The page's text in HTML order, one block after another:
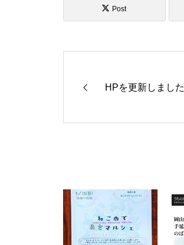
Post
HPを更新しました